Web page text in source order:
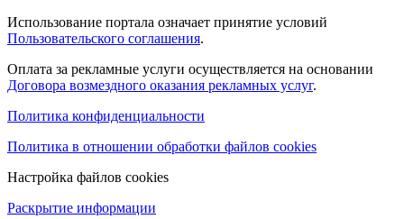
Использование портала означает принятие условий
Пользовательского соглашения.
Оплата за рекламные услуги осуществляется на основании
Договора возмездного оказания рекламных услуг.
Политика конфиденциальности
Политика в отношении обработки файлов cookies
Настройка файлов cookies
Раскрытие информации